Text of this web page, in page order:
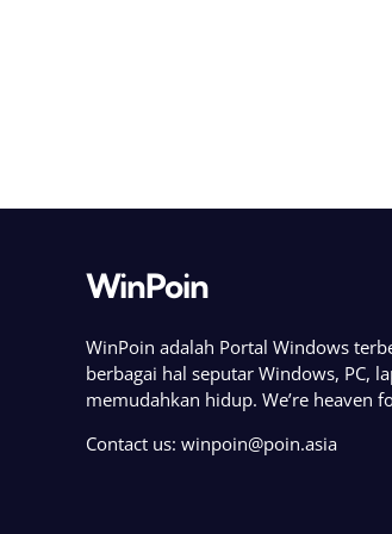
WinPoin
WinPoin adalah Portal Windows
berbagai hal seputar Windows, PC,
memudahkan hidup. We’re heaven
Contact us: winpoin@poin.asia